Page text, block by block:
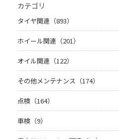
カテゴリ
タイヤ関連（893）
ホイール関連（201）
オイル関連（122）
その他メンテナンス（174）
点検（164）
車検（9）